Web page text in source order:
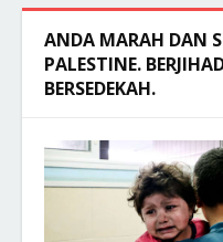
ANDA MARAH DAN
PALESTINE.
BERSEDEKAH.